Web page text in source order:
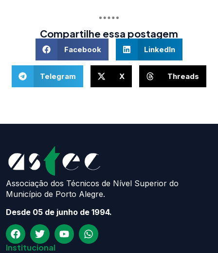
Compartilhe essa postagem
Facebook LinkedIn
Telegram X Threads
Associação dos Técnicos de Nível Superior do
Município de Porto Alegre.
Desde 05 de junho de 1994.
Institucional